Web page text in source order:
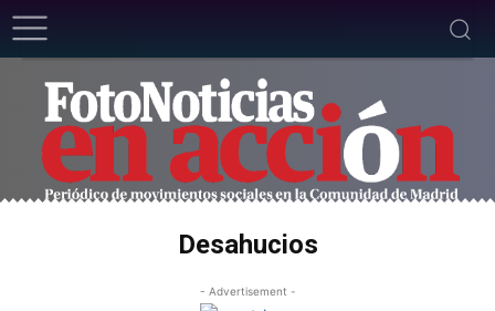
Desahucios
- Advertisement -